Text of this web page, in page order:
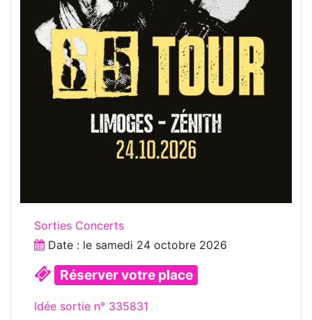
Sorties Concerts
Date : le samedi 24 octobre 2026
Réserver votre place
Idée sortie n° 335831